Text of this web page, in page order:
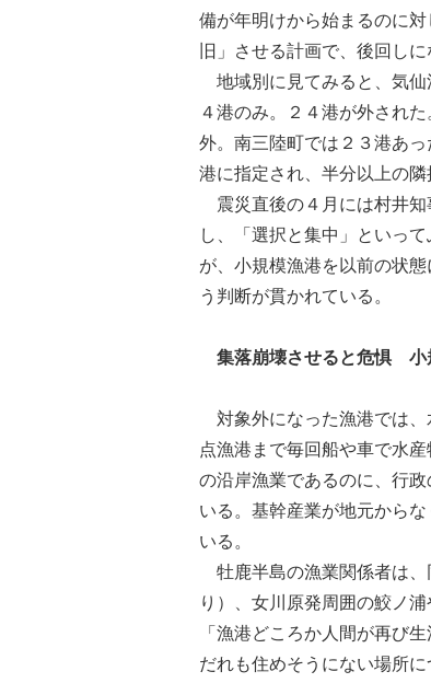
備が年明けから始まるのに
旧」させる計画で、後回し
地域別に見てみると、気仙
４港のみ。２４港が外され
外。南三陸町では２３港あ
港に指定され、半分以上の隣
震災直後の４月には村井知
し、「選択と集中」といっ
が、小規模漁港を以前の状
う判断が貫かれている。
集落崩壊させると危惧 小
対象外になった漁港では、
点漁港まで毎回船や車で水
の沿岸漁業であるのに、行
いる。基幹産業が地元から
いる。
牡鹿半島の漁業関係者は、
り）、女川原発周囲の鮫ノ
「漁港どころか人間が再び
だれも住めそうにない場所